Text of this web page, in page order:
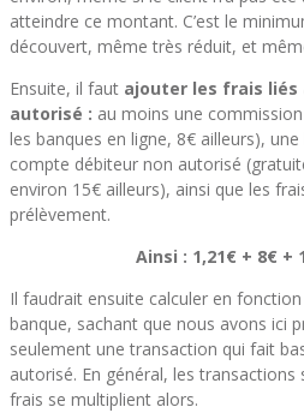
atteindre ce montant. C’est le
découvert, même très réduit, et
Ensuite, il faut ajouter les frais liés
autorisé : au moins une
les banques en ligne, 8€ ailleurs),
compte débiteur non autorisé
environ 15€ ailleurs), ainsi que les
prélèvement.
Ainsi : 1,21€ + 8€ +
Il faudrait ensuite calculer en
banque, sachant que nous avons ici
seulement une transaction qui fait
autorisé. En général, les
frais se multiplient alors.